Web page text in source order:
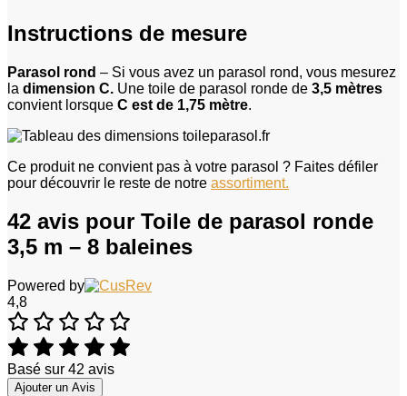
Instructions de mesure
Parasol rond – Si vous avez un parasol rond, vous mesurez
la dimension C. Une toile de parasol ronde de 3,5 mètres
convient lorsque C est de 1,75 mètre.
Ce produit ne convient pas à votre parasol ? Faites défiler
pour découvrir le reste de notre assortiment.
42 avis pour Toile de parasol ronde
3,5 m – 8 baleines
Powered by
4,8
Basé sur 42 avis
Ajouter un Avis